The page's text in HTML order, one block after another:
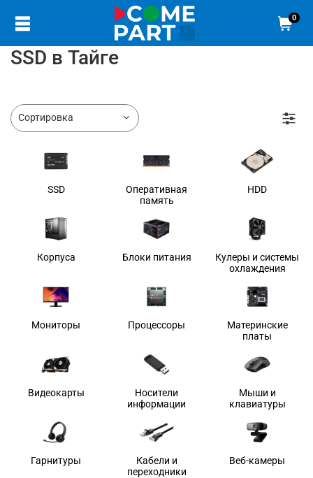
0
SSD в Тайге
SSD
Оперативная
память
HDD
Корпуса Блоки питания
Кулеры и системы
охлаждения
Мониторы Процессоры
Материнские
платы
Видеокарты
Носители
информации
Мыши и
клавиатуры
Гарнитуры
Кабели и
переходники
Веб-камеры